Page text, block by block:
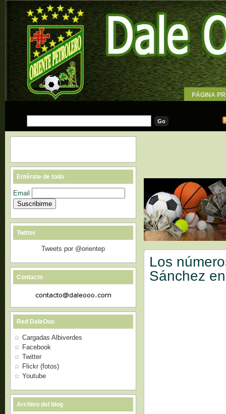
PÁGINA
Los
Sánchez
Entérate de todo
Email
Twitter
Tweets por @orientep
Contacto
Red DaleOoo
Cargadas Albiverdes
Facebook
Twitter
Flickr (fotos)
Youtube
Archivo del blog